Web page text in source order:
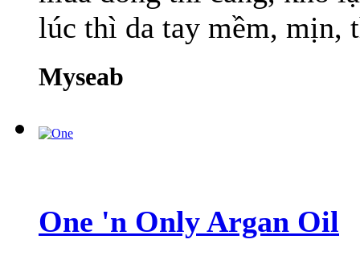
lúc thì da tay mềm, mịn,
Myseab
One 'n Only Argan Oil